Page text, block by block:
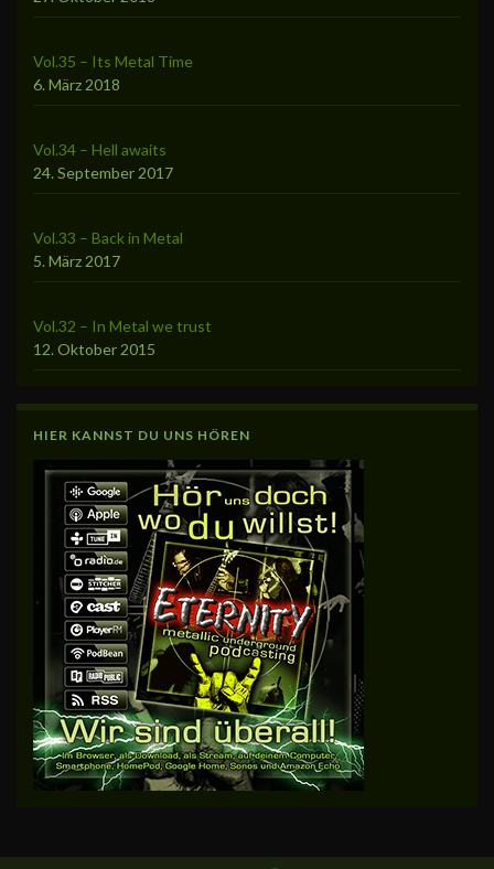
Vol.35 – Its Metal Time
6. März 2018
Vol.34 – Hell awaits
24. September 2017
Vol.33 – Back in Metal
5. März 2017
Vol.32 – In Metal we trust
12. Oktober 2015
HIER KANNST DU UNS HÖREN